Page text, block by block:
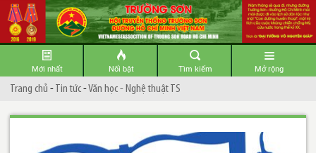
Mới nhất Nổi bật Tìm kiếm Mở rộng
Trang chủ -Tin tức-Văn học - Nghệ thuật TS